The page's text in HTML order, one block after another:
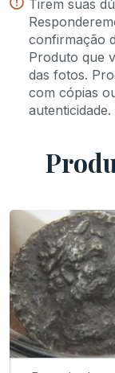
Tirem suas
confirmação
Produto que
das fotos.
com cópias